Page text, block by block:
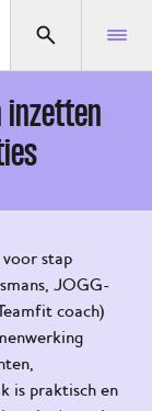
inzetten
stap
JOGG-
coach)
is praktisch en